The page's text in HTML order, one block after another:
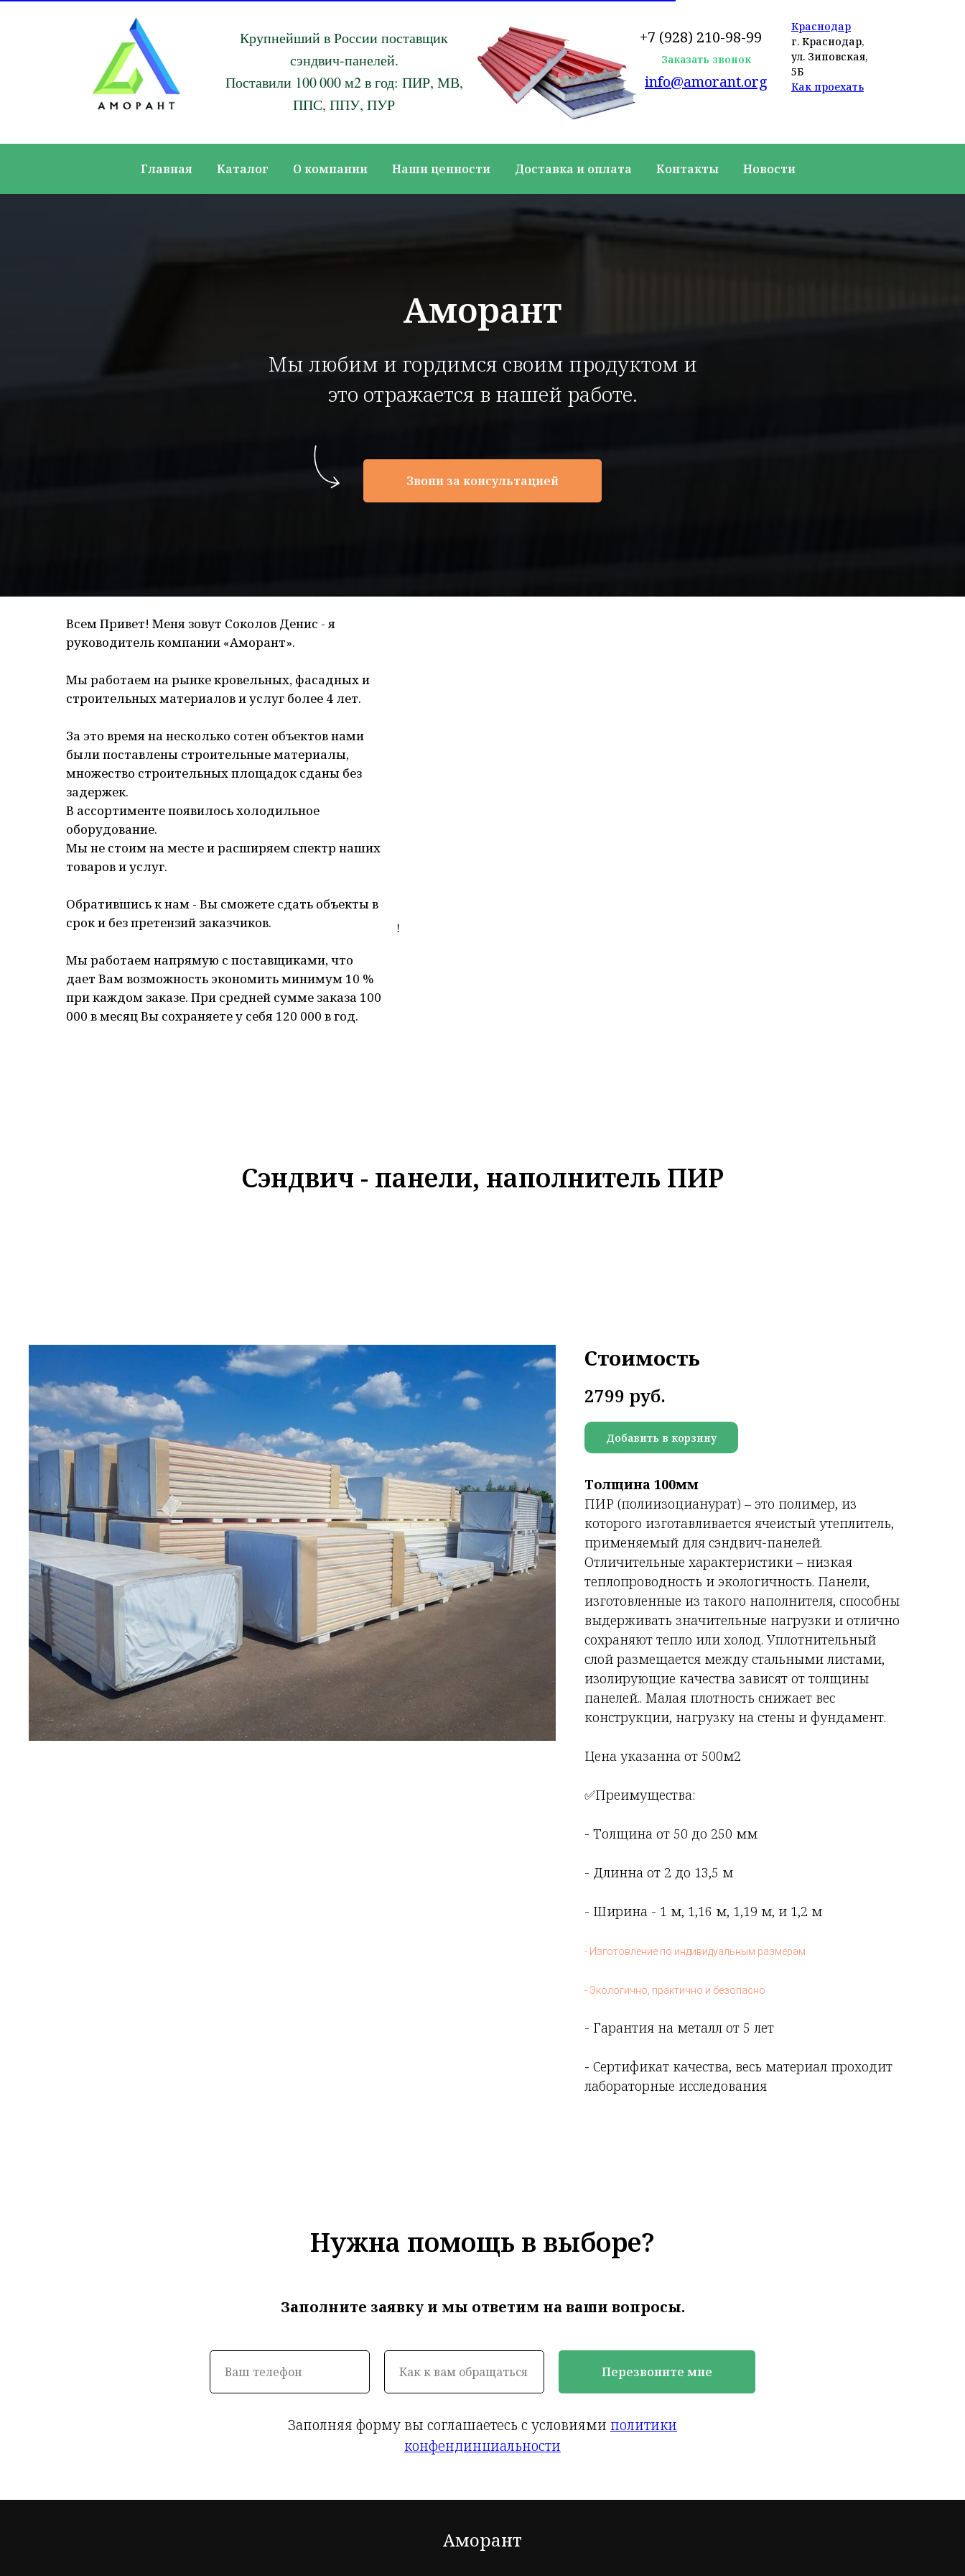
Крупнейший в России поставщик
сэндвич-панелей.
Поставили 100 000 м2 в год: ПИР, МВ,
ППС, ППУ, ПУР
Краснодар
г. Краснодар,
ул. Зиповская,
5Б
Как проехать
info@amorant.org
+7 (928) 210-98-99
Заказать звонок
Главная Каталог О компании Наши ценности Доставка и оплата Контакты Новости
Аморант
Мы любим и гордимся своим продуктом и
это отражается в нашей работе.
Звони за консультацией
Всем Привет! Меня зовут Соколов Денис - я
руководитель компании «Аморант».
Мы работаем на рынке кровельных, фасадных и
строительных материалов и услуг более 4 лет.
За это время на несколько сотен объектов нами
были поставлены строительные материалы,
множество строительных площадок сданы без
задержек.
В ассортименте появилось холодильное
оборудование.
Мы не стоим на месте и расширяем спектр наших
товаров и услуг.
Обратившись к нам - Вы сможете сдать объекты в
срок и без претензий заказчиков.
Мы работаем напрямую с поставщиками, что
дает Вам возможность экономить минимум 10 %
при каждом заказе. При средней сумме заказа 100
000 в месяц Вы сохраняете у себя 120 000 в год.
!
Сэндвич - панели, наполнитель ПИР
Стоимость
2799 руб.
Добавить в корзину
Толщина 100мм
ПИР (полиизоцианурат) – это полимер, из
которого изготавливается ячеистый утеплитель,
применяемый для сэндвич-панелей.
Отличительные характеристики – низкая
теплопроводность и экологичность. Панели,
изготовленные из такого наполнителя, способны
выдерживать значительные нагрузки и отлично
сохраняют тепло или холод. Уплотнительный
слой размещается между стальными листами,
изолирующие качества зависят от толщины
панелей.. Малая плотность снижает вес
конструкции, нагрузку на стены и фундамент.
Цена указанна от 500м2
✅Преимущества:
- Толщина от 50 до 250 мм
- Длинна от 2 до 13,5 м
- Ширина - 1 м, 1,16 м, 1,19 м, и 1,2 м
- Изготовление по индивидуальным размерам
- Экологично, практично и безопасно
- Гарантия на металл от 5 лет
- Сертификат качества, весь материал проходит
лабораторные исследования
Нужна помощь в выборе?
Заполните заявку и мы ответим на ваши вопросы.
Перезвоните мне
Заполняя форму вы соглашаетесь с условиями политики
конфендинциальности
Аморант